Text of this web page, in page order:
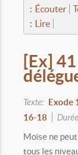
: Écouter
:
Lire
[Ex]
Texte: Exode
16-18
Moïse ne
tous les